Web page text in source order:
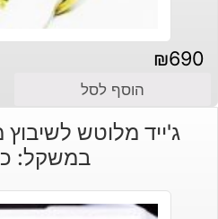
₪690
הוסף לסל
במשקל: כ 7 קרט